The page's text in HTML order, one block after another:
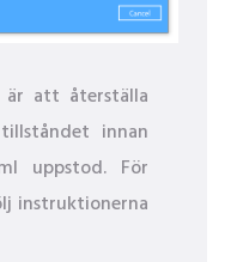
är att återställa
innan
uppstod. För
instruktionerna